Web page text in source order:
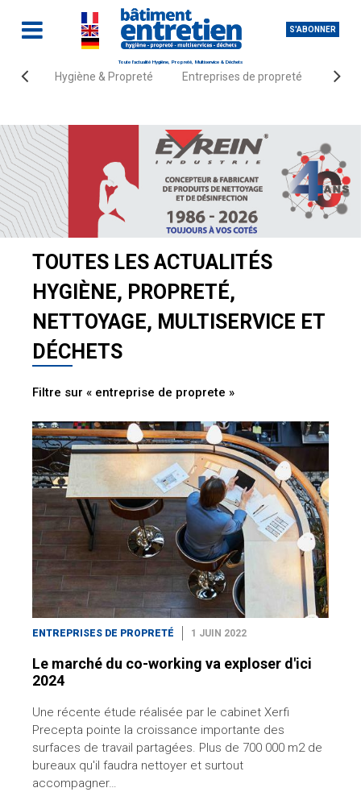
S'ABONNER
Toute l'actualité Hygiène, Propreté, Multiservice & Déchets
Hygiène & Propreté Entreprises de propreté
Accueil Actualités
TOUTES LES ACTUALITÉS
HYGIÈNE, PROPRETÉ,
NETTOYAGE, MULTISERVICE ET
DÉCHETS
Filtre sur « entreprise de proprete »
ENTREPRISES DE PROPRETÉ 1 JUIN 2022
Le marché du co-working va exploser d'ici
2024
Une récente étude réalisée par le cabinet Xerfi
Precepta pointe la croissance importante des
surfaces de travail partagées. Plus de 700 000 m2 de
bureaux qu'il faudra nettoyer et surtout
accompagner…